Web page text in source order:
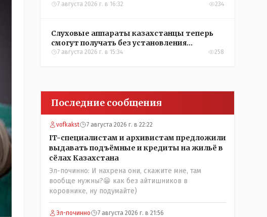
7 августа 2026 г. в 16:32 234
Слуховые аппараты казахстанцы теперь
смогут получать без установления
инвалидности
7 августа 2026 г. в 15:34 258
Последние сообщения
vofkakst 7 августа 2026 г. в 22:22
IT-специалистам и архивистам предложили
выдавать подъёмные и кредиты на жильё в
сёлах Казахстана
Эл-починно: И нахрена они, скажите мне, там
вообще нужны?😁 как без айтишников в
коровнике, ну подумайте)
Эл-починно 7 августа 2026 г. в 21:56